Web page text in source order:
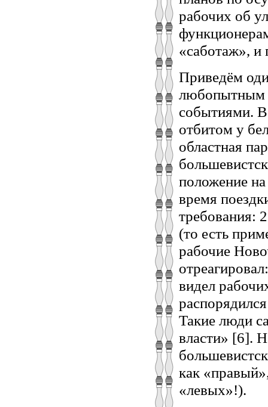
рабочих об
«саботаж», и
Приведём
любопытным
событиями.
отбитом у
областная
положение
время
требования:
(то есть
рабочие
видел
Такие люди
власти» [6].
как
«левых»!).